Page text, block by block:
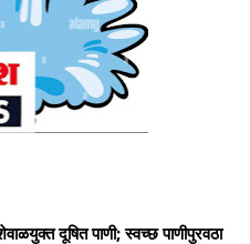
दूषित पाणी; स्वच्छ पाणीपुरवठा